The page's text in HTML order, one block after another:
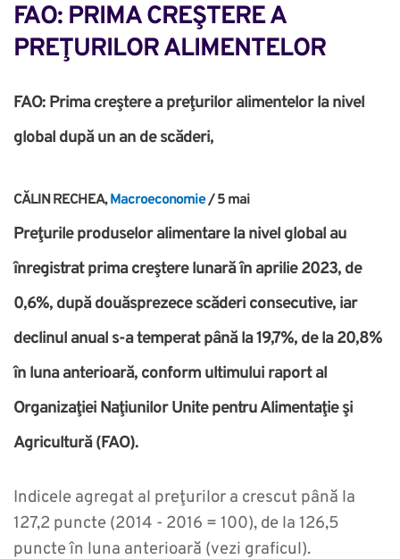
FAO: PRIMA CREŞTERE A
PREŢURILOR ALIMENTELOR
FAO: Prima creştere a preţurilor alimentelor la nivel
global după un an de scăderi,
CĂLIN RECHEA,Macroeconomie/ 5 mai
Preţurile produselor alimentare la nivel global au
înregistrat prima creştere lunară în aprilie 2023, de
0,6%, după douăsprezece scăderi consecutive, iar
declinul anual s-a temperat până la 19,7%, de la 20,8%
în luna anterioară, conform ultimului raport al
Organizaţiei Naţiunilor Unite pentru Alimentaţie şi
Agricultură (FAO).
Indicele agregat al preţurilor a crescut până la
127,2 puncte (2014 - 2016 = 100), de la 126,5
puncte în luna anterioară (vezi graficul).